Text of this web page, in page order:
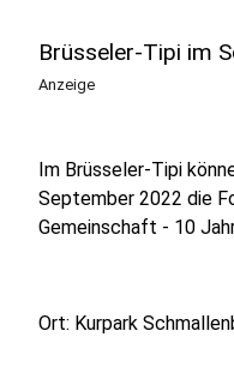
Brüsseler-Tipi im
Anzeige
Im Brüsseler-Tipi
September 2022 die
Gemeinschaft - 10
Ort: Kurpark